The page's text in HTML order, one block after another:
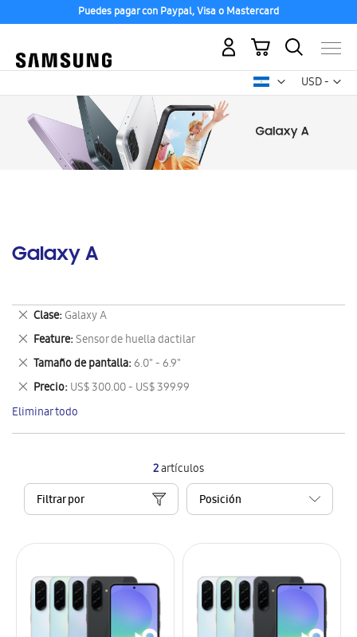
Puedes pagar con Paypal, Visa o Mastercard
USD -
dólar
Mi carrito
Galaxy A
2artículos
Filtrar por
Clase Galaxy A
Eliminar
este
artículo
Feature Sensor de huella dactilar
Eliminar
este
artículo
Tamaño de pantalla 6.0" - 6.9"
Eliminar
este
artículo
Precio US$ 300.00 - US$ 399.99
Eliminar
este
artículo
Eliminar todo